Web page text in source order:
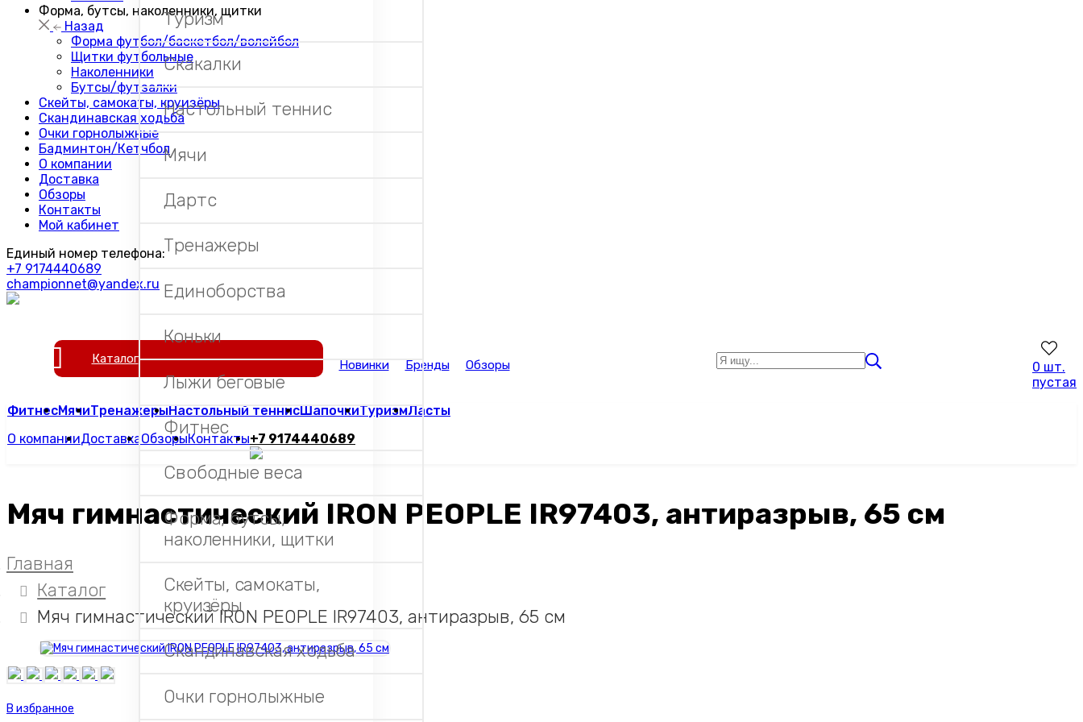
Форма, бутсы, наколенники, щитки
Назад
Форма футбол/баскетбол/волейбол
Щитки футбольные
Наколенники
Бутсы/футзалки
Скейты, самокаты, круизёры
Скандинавская ходьба
Очки горнолыжные
Бадминтон/Кетчбол
О компании
Доставка
Обзоры
Контакты
Мой кабинет
Единый номер телефона:
+7 9174440689
championnet@yandex.ru
Каталог
Туризм
Скакалки
Настольный теннис
Мячи
Дартс
Тренажеры
Единоборства
Коньки
Лыжи беговые
Фитнес
Свободные веса
Форма, бутсы,
наколенники, щитки
Скейты, самокаты,
круизёры
Скандинавская ходьба
Очки горнолыжные
Новинки Бренды Обзоры
0 шт.
пустая
ФитнесМячиТренажерыНастольный теннисШапочкиТуризмЛасты
О компанииДоставка ОбзорыКонтакты+7 9174440689
Мяч гимнастический IRON PEOPLE IR97403, антиразрыв, 65 см
Главная
Каталог
Мяч гимнастический IRON PEOPLE IR97403, антиразрыв, 65 см
В избранное